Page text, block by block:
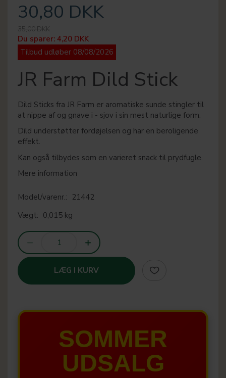
30,80 DKK
35,00 DKK
Du sparer: 4,20 DKK
Tilbud udløber 08/08/2026
JR Farm Dild Stick
Dild Sticks fra JR Farm er aromatiske sunde stingler til
at nippe af og gnave i - sjov i sin mest naturlige form.
Dild understøtter fordøjelsen og har en beroligende
effekt.
Kan også tilbydes som en varieret snack til prydfugle.
Mere information
Model/varenr.: 21442
Vægt: 0,015 kg
LÆG I KURV
SOMMER
UDSALG